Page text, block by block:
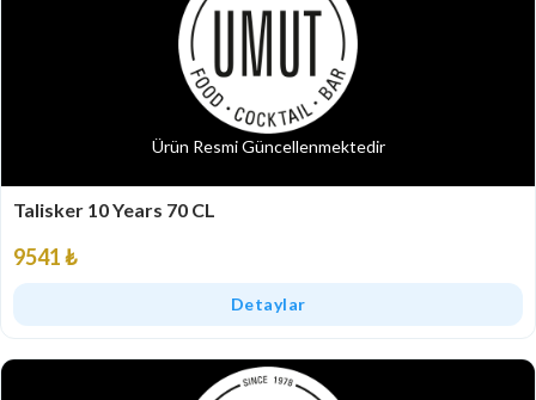
Ürün Resmi Güncellenmektedir
Talisker 10 Years 70 CL
9541 ₺
Detaylar